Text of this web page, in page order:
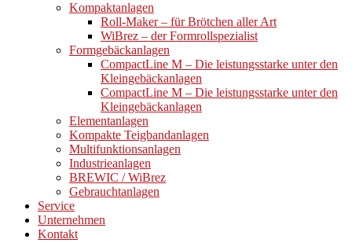
Kompaktanlagen
Roll-Maker – für Brötchen aller Art
WiBrez – der Formrollspezialist
Formgebäckanlagen
CompactLine M – Die leistungsstarke unter den
Kleingebäckanlagen
CompactLine M – Die leistungsstarke unter den
Kleingebäckanlagen
Elementanlagen
Kompakte Teigbandanlagen
Multifunktionsanlagen
Industrieanlagen
BREWIC / WiBrez
Gebrauchtanlagen
Service
Unternehmen
Kontakt